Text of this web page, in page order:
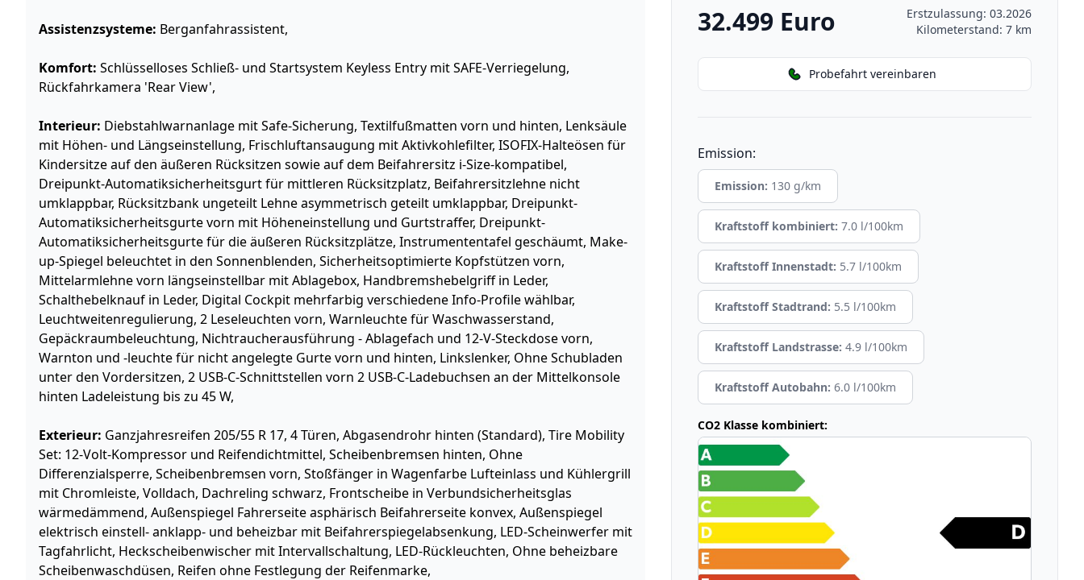
32.499 Euro
Erstzulassung: 03.2026
Kilometerstand: 7 km
Probefahrt vereinbaren
Emission:
Emission: 130 g/km
Kraftstoff kombiniert: 7.0 l/100km
Kraftstoff Innenstadt: 5.7 l/100km
Kraftstoff Stadtrand: 5.5 l/100km
Kraftstoff Landstrasse: 4.9 l/100km
Kraftstoff Autobahn: 6.0 l/100km
CO2 Klasse kombiniert:
Assistenzsysteme: Berganfahrassistent,
Komfort: Schlüsselloses Schließ- und Startsystem Keyless Entry mit SAFE-Verriegelung,
Rückfahrkamera 'Rear View',
Interieur: Diebstahlwarnanlage mit Safe-Sicherung, Textilfußmatten vorn und hinten, Lenksäule
mit Höhen- und Längseinstellung, Frischluftansaugung mit Aktivkohlefilter, ISOFIX-Halteösen für
Kindersitze auf den äußeren Rücksitzen sowie auf dem Beifahrersitz i-Size-kompatibel,
Dreipunkt-Automatiksicherheitsgurt für mittleren Rücksitzplatz, Beifahrersitzlehne nicht
umklappbar, Rücksitzbank ungeteilt Lehne asymmetrisch geteilt umklappbar, Dreipunkt-
Automatiksicherheitsgurte vorn mit Höheneinstellung und Gurtstraffer, Dreipunkt-
Automatiksicherheitsgurte für die äußeren Rücksitzplätze, Instrumententafel geschäumt, Make-
up-Spiegel beleuchtet in den Sonnenblenden, Sicherheitsoptimierte Kopfstützen vorn,
Mittelarmlehne vorn längseinstellbar mit Ablagebox, Handbremshebelgriff in Leder,
Schalthebelknauf in Leder, Digital Cockpit mehrfarbig verschiedene Info-Profile wählbar,
Leuchtweitenregulierung, 2 Leseleuchten vorn, Warnleuchte für Waschwasserstand,
Gepäckraumbeleuchtung, Nichtraucherausführung - Ablagefach und 12-V-Steckdose vorn,
Warnton und -leuchte für nicht angelegte Gurte vorn und hinten, Linkslenker, Ohne Schubladen
unter den Vordersitzen, 2 USB-C-Schnittstellen vorn 2 USB-C-Ladebuchsen an der Mittelkonsole
hinten Ladeleistung bis zu 45 W,
Exterieur: Ganzjahresreifen 205/55 R 17, 4 Türen, Abgasendrohr hinten (Standard), Tire Mobility
Set: 12-Volt-Kompressor und Reifendichtmittel, Scheibenbremsen hinten, Ohne
Differenzialsperre, Scheibenbremsen vorn, Stoßfänger in Wagenfarbe Lufteinlass und Kühlergrill
mit Chromleiste, Volldach, Dachreling schwarz, Frontscheibe in Verbundsicherheitsglas
wärmedämmend, Außenspiegel Fahrerseite asphärisch Beifahrerseite konvex, Außenspiegel
elektrisch einstell- anklapp- und beheizbar mit Beifahrerspiegelabsenkung, LED-Scheinwerfer mit
Tagfahrlicht, Heckscheibenwischer mit Intervallschaltung, LED-Rückleuchten, Ohne beheizbare
Scheibenwaschdüsen, Reifen ohne Festlegung der Reifenmarke,